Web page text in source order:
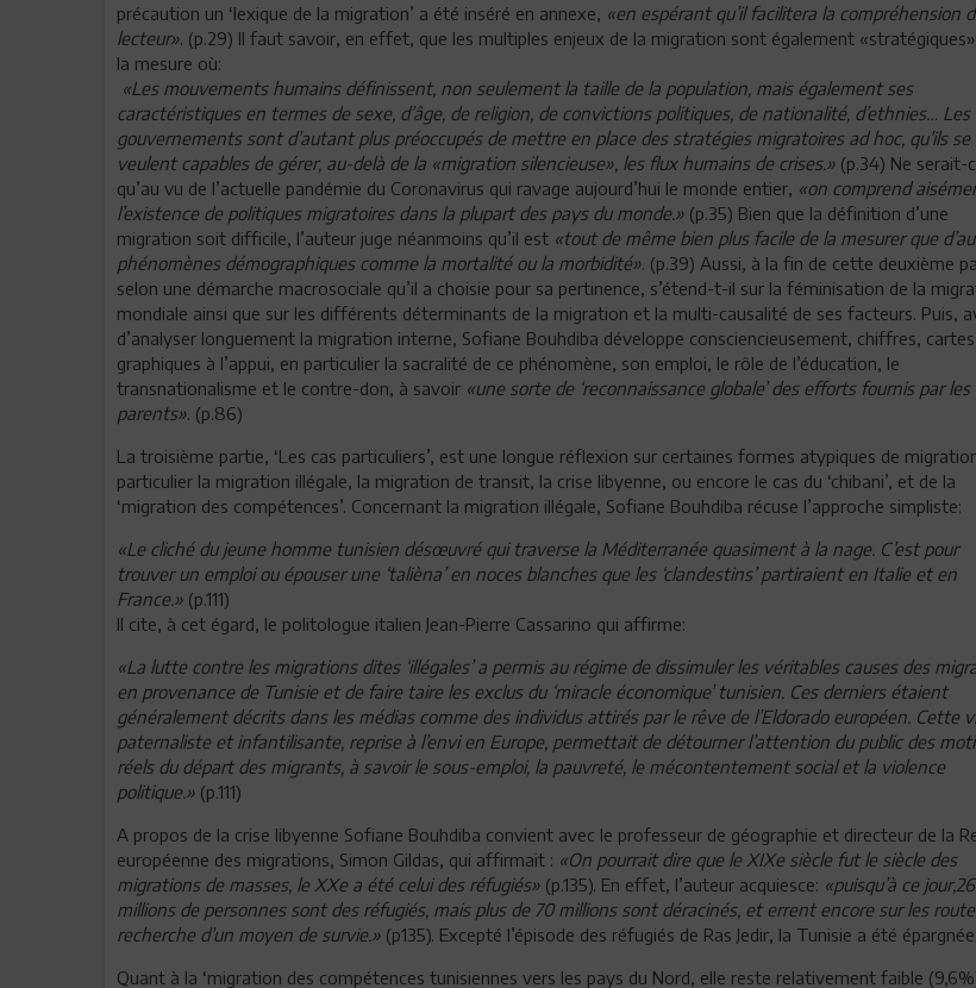
précaution un ‘lexique de la migration’ a été inséré en annexe, «en espérant qu’il facilitera la compréhension
lecteur». (p.29) Il faut savoir, en effet, que les multiples enjeux de la migration sont également
la mesure où:
«Les mouvements humains définissent, non seulement la taille de la population, mais également ses
caractéristiques en termes de sexe, d’âge, de religion, de convictions politiques, de nationalité, d’ethnies… Les
gouvernements sont d’autant plus préoccupés de mettre en place des stratégies migratoires ad hoc, qu’ils se
veulent capables de gérer, au-delà de la «migration silencieuse», les flux humains de crises.» (p.34) Ne serait-
qu’au vu de l’actuelle pandémie du Coronavirus qui ravage aujourd’hui le monde entier, «on comprend
l’existence de politiques migratoires dans la plupart des pays du monde.» (p.35) Bien que la définition d’une
migration soit difficile, l’auteur juge néanmoins qu’il est «tout de même bien plus facile de la mesurer que
phénomènes démographiques comme la mortalité ou la morbidité». (p.39) Aussi, à la fin de cette deuxième
selon une démarche macrosociale qu’il a choisie pour sa pertinence, s’étend-t-il sur la féminisation de la
mondiale ainsi que sur les différents déterminants de la migration et la multi-causalité de ses facteurs. Puis,
d’analyser longuement la migration interne, Sofiane Bouhdiba développe consciencieusement, chiffres,
graphiques à l’appui, en particulier la sacralité de ce phénomène, son emploi, le rôle de l’éducation, le
transnationalisme et le contre-don, à savoir «une sorte de ‘reconnaissance globale’ des efforts fournis par les
parents». (p.86)
La troisième partie, ‘Les cas particuliers’, est une longue réflexion sur certaines formes atypiques de
particulier la migration illégale, la migration de transit, la crise libyenne, ou encore le cas du ‘chibani’, et de la
‘migration des compétences’. Concernant la migration illégale, Sofiane Bouhdiba récuse l’approche simpliste:
«Le cliché du jeune homme tunisien désœuvré qui traverse la Méditerranée quasiment à la nage. C’est pour
trouver un emploi ou épouser une ‘talièna’ en noces blanches que les ‘clandestins’ partiraient en Italie et en
France.» (p.111)
Il cite, à cet égard, le politologue italien Jean-Pierre Cassarino qui affirme:
«La lutte contre les migrations dites ‘illégales’ a permis au régime de dissimuler les véritables causes des
en provenance de Tunisie et de faire taire les exclus du ‘miracle économique’ tunisien. Ces derniers étaient
généralement décrits dans les médias comme des individus attirés par le rêve de l’Eldorado européen. Cette
paternaliste et infantilisante, reprise à l’envi en Europe, permettait de détourner l’attention du public des
réels du départ des migrants, à savoir le sous-emploi, la pauvreté, le mécontentement social et la violence
politique.» (p.111)
A propos de la crise libyenne Sofiane Bouhdiba convient avec le professeur de géographie et directeur de la
européenne des migrations, Simon Gildas, qui affirmait : «On pourrait dire que le XIXe siècle fut le siècle des
migrations de masses, le XXe a été celui des réfugiés» (p.135). En effet, l’auteur acquiesce: «puisqu’à ce jour,26
millions de personnes sont des réfugiés, mais plus de 70 millions sont déracinés, et errent encore sur les
recherche d’un moyen de survie.» (p135). Excepté l’épisode des réfugiés de Ras Jedir, la Tunisie a été épargnée.
Quant à la ‘migration des compétences tunisiennes vers les pays du Nord, elle reste relativement faible